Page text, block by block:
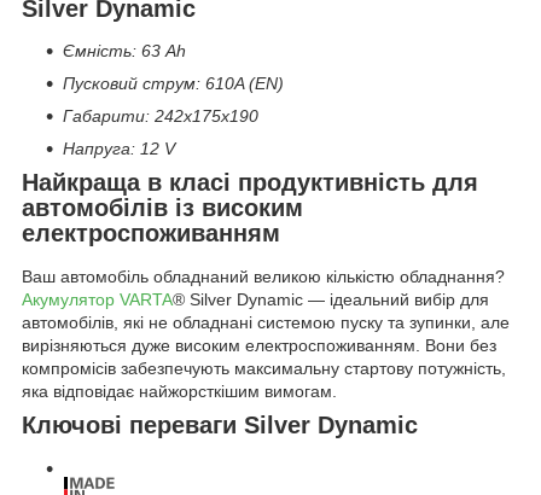
Silver Dynamic
Ємність: 63 Ah
Пусковий струм: 610A (EN)
Габарити: 242х175х190
Напруга: 12 V
Найкраща в класі продуктивність для
автомобілів із високим
електроспоживанням
Ваш автомобіль обладнаний великою кількістю обладнання?
Акумулятор VARTA® Silver Dynamic — ідеальний вибір для
автомобілів, які не обладнані системою пуску та зупинки, але
вирізняються дуже високим електроспоживанням. Вони без
компромісів забезпечують максимальну стартову потужність,
яка відповідає найжорсткішим вимогам.
Ключові переваги Silver Dynamic